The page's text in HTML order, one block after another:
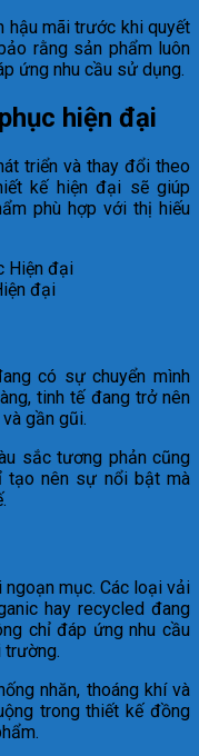
hậu mãi trước khi quyết
rằng sản phẩm luôn
ứng nhu cầu sử dụng.
hiện đại
triển và thay đổi theo
kế hiện đại sẽ giúp
phù hợp với thị hiếu
đại
có sự chuyển mình
tinh tế đang trở nên
gần gũi.
sắc tương phản cũng
tạo nên sự nổi bật mà
mục. Các loại vải
hay recycled đang
chỉ đáp ứng nhu cầu
trường.
nhăn, thoáng khí và
trong thiết kế đồng